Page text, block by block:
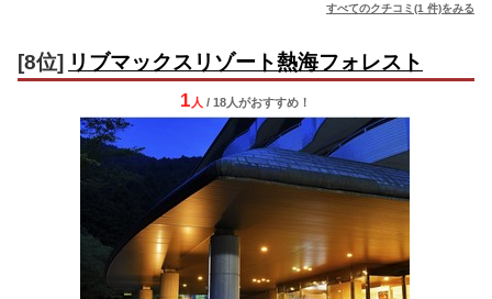
すべてのクチコミ(1 件)をみる
[8位] リブマックスリゾート熱海フォレスト
1 人 / 18人がおすすめ！